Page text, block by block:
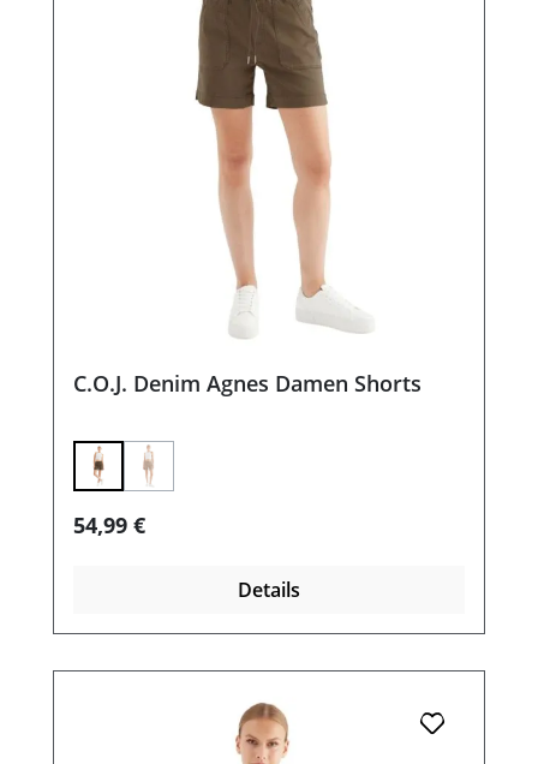
C.O.J. Denim Agnes Damen Shorts
(Diese Option ist zurzeit nicht verfügbar.)
Regulärer Preis:
54,99 €
Details